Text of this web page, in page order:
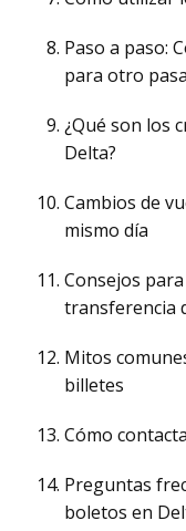
Paso a paso:
para otro
¿Qué son los
Delta?
Cambios de
mismo día
Consejos
transferencia
Mitos
billetes
Cómo
Preguntas
boletos en